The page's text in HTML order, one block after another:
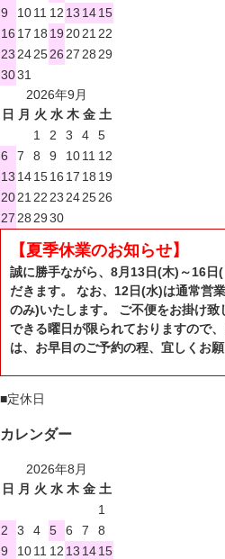
9 1011 12 13 1415
16 17 18 19 2021 22
23 242526 27 28 29
3031
2026年9月
日
月 火 水 木 金 土
1
2 3 4
5
6
7 8 9 1011 12
13 141516 17 18 19
2021 22 23 242526
27 28 2930
【夏季休業のお知らせ】
誠に勝手ながら、8月13日(木)～16日
だきます。 なお、12日(水)は通常営
のみ)いたします。 ご不便をお掛け
できる曜日が限られておりますので
は、お早目のご予約の程、宜しくお願
■定休日
カレンダー
2026年8月
日
月 火 水 木 金 土
1
2
3 4 5 6 7
8
9
1011 12 13 1415